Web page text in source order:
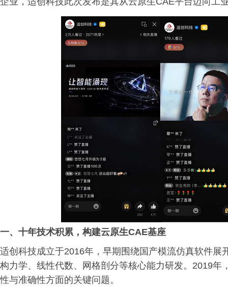
一、 十年技术积累，构建云原生CAE基座
适创科技成立于2016年，早期围绕国产模流仿真软件
构力学、线性代数、网格剖分等核心能力研发。2019
性与准确性方面的关键问题。